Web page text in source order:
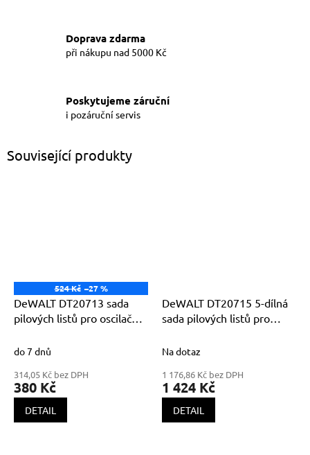
Doprava zdarma
při nákupu nad 5000 Kč
Poskytujeme záruční
i pozáruční servis
Související produkty
524 Kč –27 %
DeWALT DT20713 sada
pilových listů pro oscilační
DT20704, DT20706)
do 7 dnů
314,05 Kč bez DPH
380 Kč
DETAIL
DeWALT DT20715 5-dílná
sada pilových listů pro
Na dotaz
1 176,86 Kč bez DPH
1 424 Kč
DETAIL